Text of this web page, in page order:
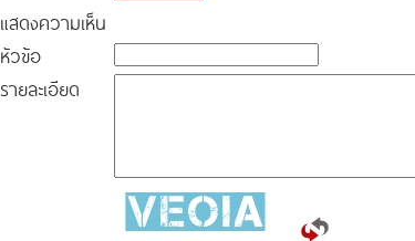
แสดงความเห็น
หัวข้อ
รายละเอียด